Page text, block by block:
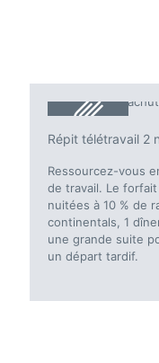
Répit télétravail 2
Ressourcez-vous
de travail. Le
nuitées à 10 % de
continentals, 1
une grande suite
un départ tardif.